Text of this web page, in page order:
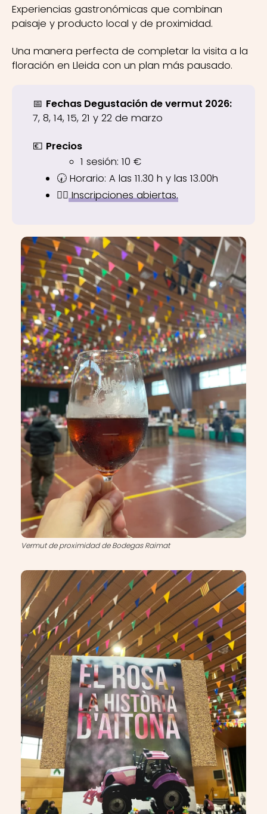
Experiencias gastronómicas que combinan
paisaje y producto local y de proximidad.
Una manera perfecta de completar la visita a la
floración en Lleida con un plan más pausado.
📅 Fechas Degustación de vermut 2026:
7, 8, 14, 15, 21 y 22 de marzo
💶 Precios
1 sesión: 10 €
🕢 Horario: A las 11.30 h y las 13.00h
👉🏼Inscripciones abiertas.
Vermut de proximidad de Bodegas Raimat